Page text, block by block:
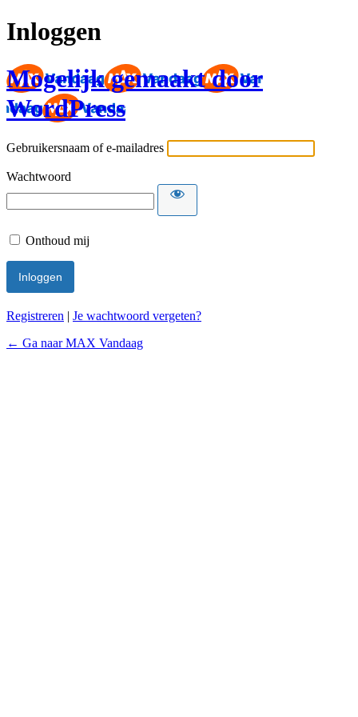
Inloggen
Mogelijk gemaakt door
WordPress
Gebruikersnaam of e-mailadres
Wachtwoord
Onthoud mij
Registreren | Je wachtwoord vergeten?
← Ga naar MAX Vandaag